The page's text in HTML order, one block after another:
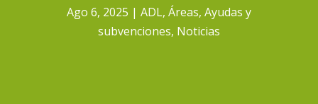
Ago 6, 2025 ADL, Áreas, Ayudas y
subvenciones, Noticias